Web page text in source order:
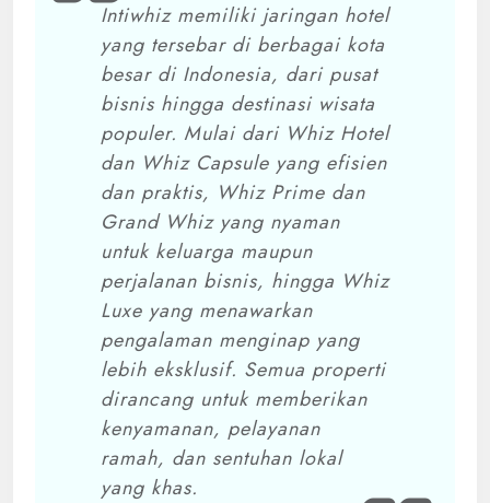
Intiwhiz memiliki jaringan hotel
yang tersebar di berbagai kota
besar di Indonesia, dari pusat
bisnis hingga destinasi wisata
populer. Mulai dari Whiz Hotel
dan Whiz Capsule yang efisien
dan praktis, Whiz Prime dan
Grand Whiz yang nyaman
untuk keluarga maupun
perjalanan bisnis, hingga Whiz
Luxe yang menawarkan
pengalaman menginap yang
lebih eksklusif. Semua properti
dirancang untuk memberikan
kenyamanan, pelayanan
ramah, dan sentuhan lokal
yang khas.